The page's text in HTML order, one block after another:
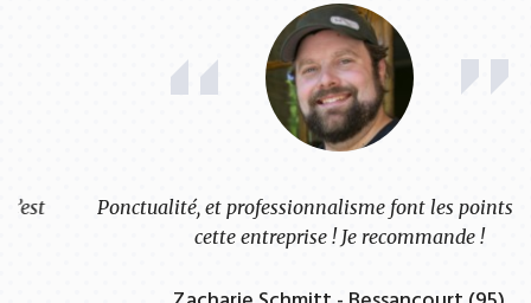
Ponctualité, et professionnalisme font les points forts de
cette entreprise ! Je recommande !